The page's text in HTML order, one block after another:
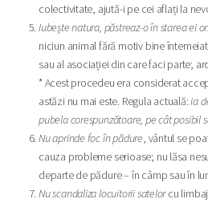
colectivitate, ajută-i pe cei aflați la
Iubește natura, păstreaz-o în starea ei
niciun animal fără motiv bine
sau al asociației din care faci parte;
* Acest procedeu era considerat
astăzi nu mai este. Regula actuală:ia
pubela corespunzătoare, pe cât posibil
Nu aprinde foc în pădure, vântul se
cauza probleme serioase; nu lăsa
departe de pădure – în câmp sau în
Nu scandaliza locuitorii satelorcu